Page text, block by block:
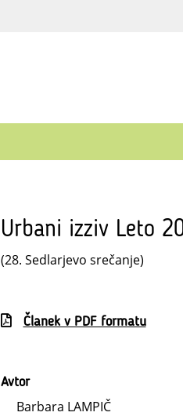
Urbani izziv Leto
(28. Sedlarjevo srečanje)
Članek v PDF formatu
Avtor
Barbara LAMPIČ